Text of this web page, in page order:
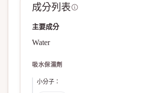
成分列表
主要成分
Water
吸水保濕劑
小分子 ：